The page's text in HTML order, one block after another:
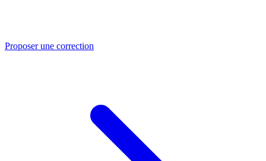
Proposer une correction